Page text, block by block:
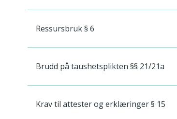
Ressursbruk § 6
Brudd på taushetsplikten §§ 21/21a
Krav til attester og erklæringer § 15